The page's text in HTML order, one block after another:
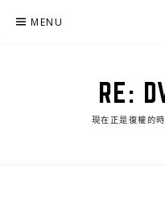
MENU
RE:
現在正是復權的